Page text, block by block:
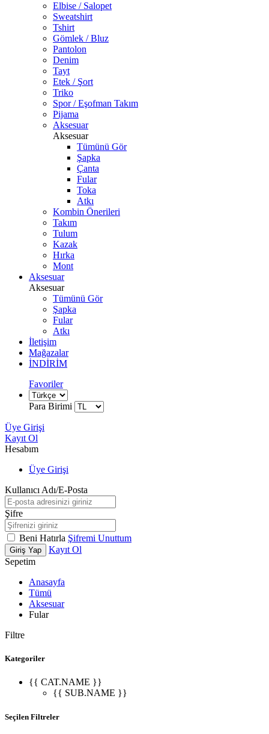
Elbise / Salopet
Sweatshirt
Tshirt
Gömlek / Bluz
Pantolon
Denim
Tayt
Etek / Şort
Triko
Spor / Eşofman Takım
Pijama
Aksesuar
Aksesuar
Tümünü Gör
Şapka
Çanta
Fular
Toka
Atkı
Kombin Önerileri
Takım
Tulum
Kazak
Hırka
Mont
Aksesuar
Aksesuar
Tümünü Gör
Şapka
Fular
Atkı
İletişim
Mağazalar
İNDİRİM
Favoriler
Para Birimi
Üye Girişi
Kayıt Ol
Hesabım
Üye Girişi
Kullanıcı Adı/E-Posta
Şifre
Beni Hatırla Şifremi Unuttum
Giriş Yap
Kayıt Ol
Sepetim
Anasayfa
Tümü
Aksesuar
Fular
Filtre
Kategoriler
{{ CAT.NAME }}
{{ SUB.NAME }}
Seçilen Filtreler